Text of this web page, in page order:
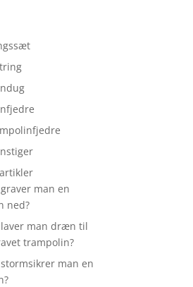
man en
ned?
man dræn til
trampolin?
man en